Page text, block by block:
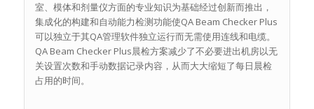
室、模体和剂量仪方面的专业知识为基础经过创新而推出，
集成化的构建和自动能力检测功能使QA Beam Checker Plus
可以独立于其QA管理软件独立运行而无需使用连线和电缆。
QA Beam Checker Plus晨检方案减少了不必要进出机房以无
关设置次数和手动数据记录内容，从而大大缩短了每日晨检
占用的时间。